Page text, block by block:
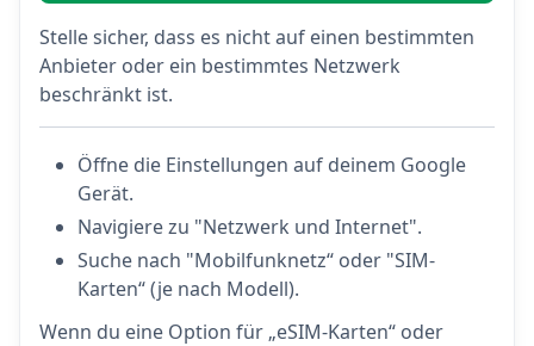
Stelle sicher, dass es nicht auf einen bestimmten
Anbieter oder ein bestimmtes Netzwerk
beschränkt ist.
Öffne die Einstellungen auf deinem Google
Gerät.
Navigiere zu "Netzwerk und Internet".
Suche nach "Mobilfunknetz“ oder "SIM-
Karten“ (je nach Modell).
Wenn du eine Option für „eSIM-Karten“ oder